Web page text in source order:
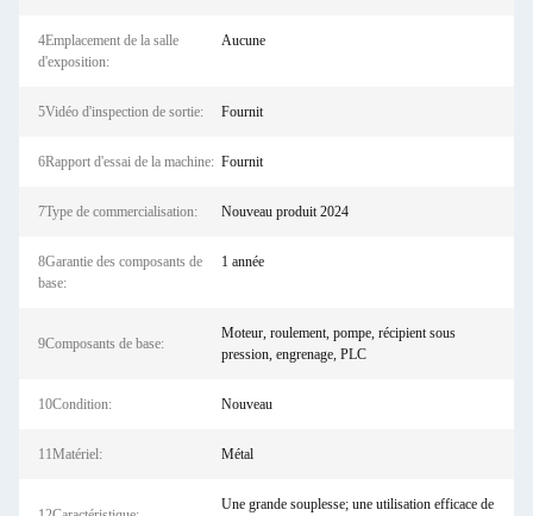
4Emplacement de la salle
d'exposition:
Aucune
5Vidéo d'inspection de sortie: Fournit
6Rapport d'essai de la machine: Fournit
7Type de commercialisation: Nouveau produit 2024
8Garantie des composants de
base:
1 année
9Composants de base:
Moteur, roulement, pompe, récipient sous
pression, engrenage, PLC
10Condition: Nouveau
11Matériel: Métal
Une grande souplesse; une utilisation efficace de